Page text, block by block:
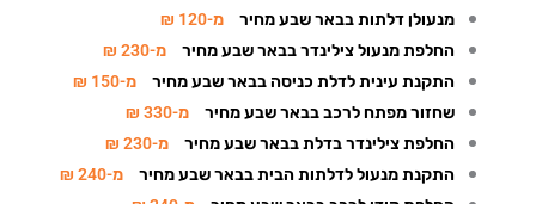
מנעולן דלתות בבאר שבע מחיר
מ-120 ₪
החלפת מנעול צילינדר בבאר שבע מחיר
מ-230 ₪
התקנת עינית לדלת כניסה בבאר שבע מחיר
מ-150 ₪
שחזור מפתח לרכב בבאר שבע מחיר
מ-330 ₪
החלפת צילינדר בדלת בבאר שבע מחיר
מ-230 ₪
התקנת מנעול לדלתות הבית בבאר שבע מחיר
מ-240 ₪